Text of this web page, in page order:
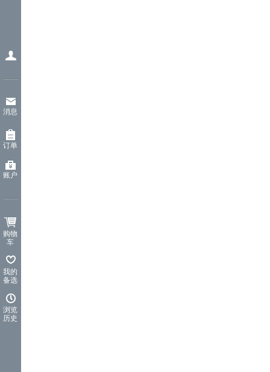
消息
订单
账户
购物
车
我的
备选
浏览
历史